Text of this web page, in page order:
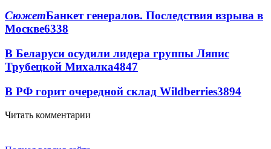
СюжетБанкет генералов. Последствия взрыва в
Москве6338
В Беларуси осудили лидера группы Ляпис
Трубецкой Михалка4847
В РФ горит очередной склад Wildberries3894
Читать комментарии